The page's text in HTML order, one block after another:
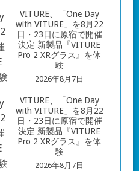
VITURE、「One Day
with VITURE」を8月22
日・23日に原宿で開催
決定 新製品『VITURE
Pro 2 XRグラス』を体
験
2026年8月7日
VITURE、「One Day
with VITURE」を8月22
日・23日に原宿で開催
決定 新製品『VITURE
Pro 2 XRグラス』を体
験
2026年8月7日